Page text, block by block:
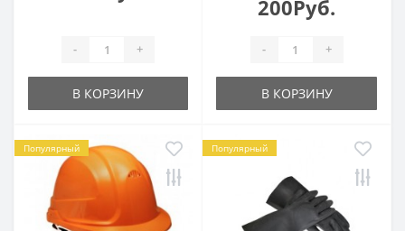
- +
В КОРЗИНУ
200Руб.
- +
В КОРЗИНУ
Популярный Популярный